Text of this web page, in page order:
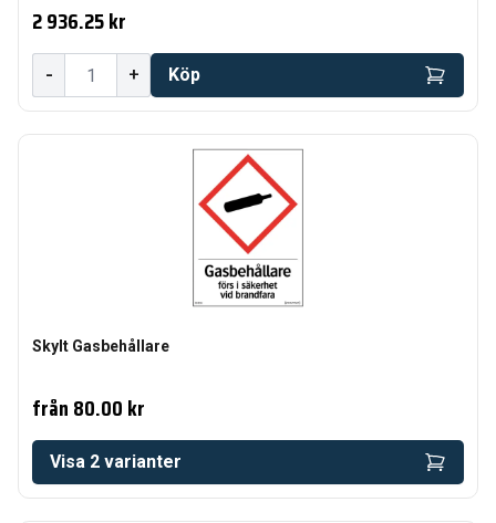
2 936.25 kr
- + Köp
Skylt Gasbehållare
från80.00 kr
Visa 2 varianter